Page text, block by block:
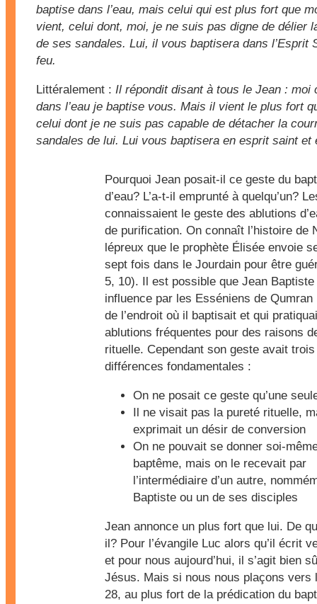
baptise dans l’eau, mais celui qui est plus fort que
vient, celui dont, moi, je ne suis pas digne de délier
de ses sandales. Lui, il vous baptisera dans l’Esprit
feu.
Littéralement : Il répondit disant à tous le Jean : moi
dans l’eau je baptise vous. Mais il vient le plus fort
celui dont je ne suis pas capable de détacher la
sandales de lui. Lui vous baptisera en esprit saint et
Pourquoi Jean posait-il ce geste du
d’eau? L’a-t-il emprunté à quelqu’un?
connaissaient le geste des ablutions
de purification. On connaît l’histoire de
lépreux que le prophète Élisée envoie
sept fois dans le Jourdain pour être
5, 10). Il est possible que Jean
influence par les Esséniens de Qumran
de l’endroit où il baptisait et qui
ablutions fréquentes pour des raisons
rituelle. Cependant son geste avait trois
différences fondamentales :
On ne posait ce geste qu’une
Il ne visait pas la pureté rituelle,
exprimait un désir de conversion
On ne pouvait se donner soi-
baptême, mais on le recevait par
l’intermédiaire d’un autre,
Baptiste ou un de ses disciples
Jean annonce un plus fort que lui. De
il? Pour l’évangile Luc alors qu’il écrit
et pour nous aujourd’hui, il s’agit bien
Jésus. Mais si nous nous plaçons vers
28, au plus fort de la prédication du